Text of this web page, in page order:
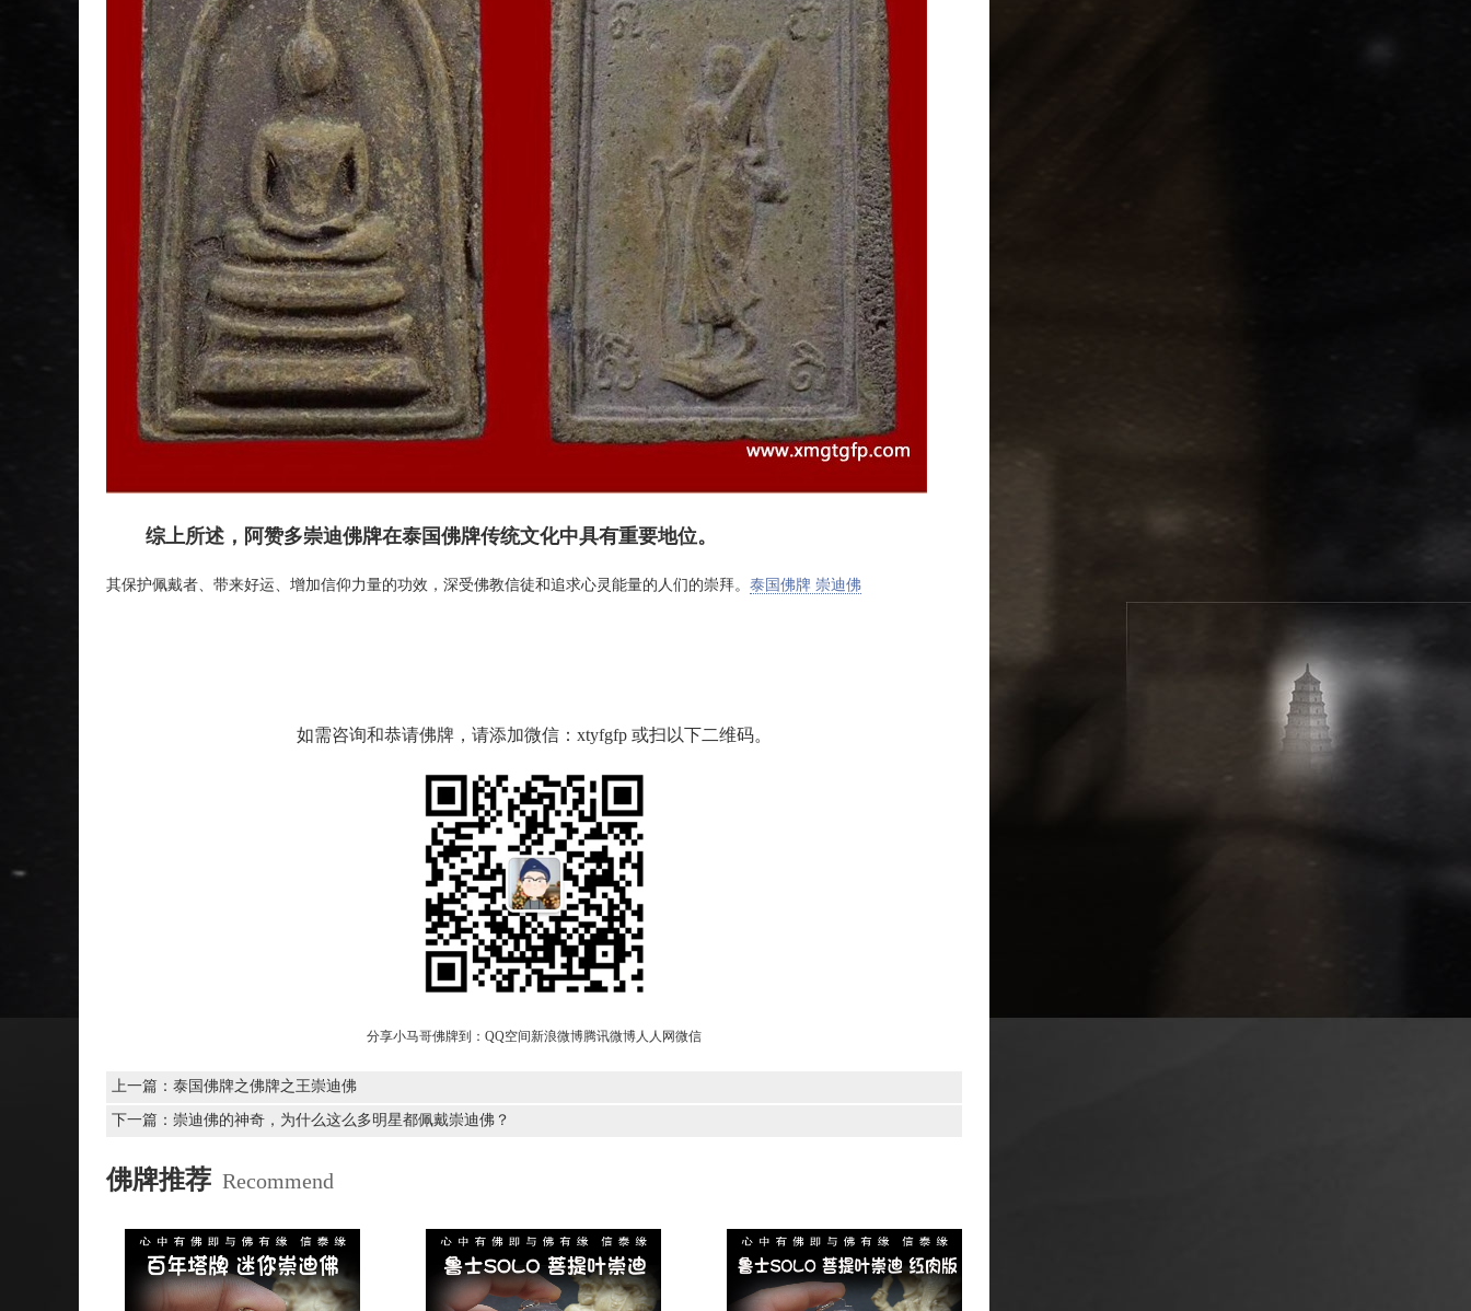
综上所述，阿赞多崇迪佛牌在泰国佛牌传统文化中具有重要地位。
其保护佩戴者、带来好运、增加信仰力量的功效，深受佛教信徒和追求心灵能量的人们的崇拜。 泰国佛牌 崇迪佛
如需咨询和恭请佛牌，请添加微信：xtyfgfp 或扫以下二维码。
分享小马哥佛牌到： QQ空间新浪微博腾讯微博人人网微信
上一篇： 泰国佛牌之佛牌之王崇迪佛
下一篇： 崇迪佛的神奇，为什么这么多明星都佩戴崇迪佛？
佛牌推荐 Recommend